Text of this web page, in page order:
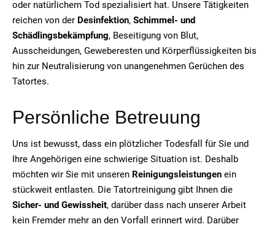
oder natürlichem Tod spezialisiert hat. Unsere Tätigkeiten
reichen von der Desinfektion, Schimmel- und
Schädlingsbekämpfung, Beseitigung von Blut,
Ausscheidungen, Geweberesten und Körperflüssigkeiten bis
hin zur Neutralisierung von unangenehmen Gerüchen des
Tatortes.
Persönliche Betreuung
Uns ist bewusst, dass ein plötzlicher Todesfall für Sie und
Ihre Angehörigen eine schwierige Situation ist. Deshalb
möchten wir Sie mit unseren Reinigungsleistungen ein
stückweit entlasten. Die Tatortreinigung gibt Ihnen die
Sicher- und Gewissheit, darüber dass nach unserer Arbeit
kein Fremder mehr an den Vorfall erinnert wird. Darüber